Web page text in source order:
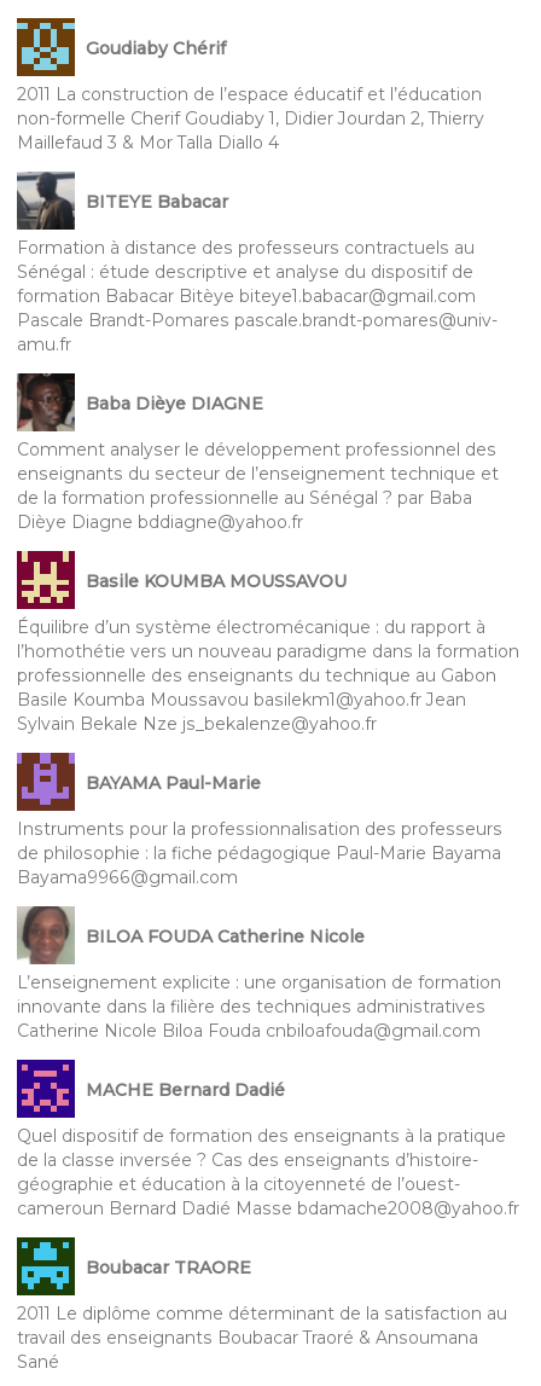
Goudiaby Chérif
2011 La construction de l’espace éducatif et l’éducation
non-formelle Cherif Goudiaby 1, Didier Jourdan 2, Thierry
Maillefaud 3 & Mor Talla Diallo 4
BITEYE Babacar
Formation à distance des professeurs contractuels au
Sénégal : étude descriptive et analyse du dispositif de
formation Babacar Bitèye biteye1.babacar@gmail.com
Pascale Brandt-Pomares pascale.brandt-pomares@univ-
amu.fr
Baba Dièye DIAGNE
Comment analyser le développement professionnel des
enseignants du secteur de l’enseignement technique et
de la formation professionnelle au Sénégal ? par Baba
Dièye Diagne bddiagne@yahoo.fr
Basile KOUMBA MOUSSAVOU
Équilibre d’un système électromécanique : du rapport à
l’homothétie vers un nouveau paradigme dans la formation
professionnelle des enseignants du technique au Gabon
Basile Koumba Moussavou basilekm1@yahoo.fr Jean
Sylvain Bekale Nze js_bekalenze@yahoo.fr
BAYAMA Paul-Marie
Instruments pour la professionnalisation des professeurs
de philosophie : la fiche pédagogique Paul-Marie Bayama
Bayama9966@gmail.com
BILOA FOUDA Catherine Nicole
L’enseignement explicite : une organisation de formation
innovante dans la filière des techniques administratives
Catherine Nicole Biloa Fouda cnbiloafouda@gmail.com
MACHE Bernard Dadié
Quel dispositif de formation des enseignants à la pratique
de la classe inversée ? Cas des enseignants d’histoire-
géographie et éducation à la citoyenneté de l’ouest-
cameroun Bernard Dadié Masse bdamache2008@yahoo.fr
Boubacar TRAORE
2011 Le diplôme comme déterminant de la satisfaction au
travail des enseignants Boubacar Traoré & Ansoumana
Sané